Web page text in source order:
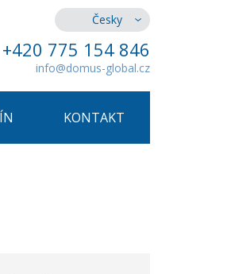
Česky
+420 775 154 846
info@domus-global.cz
KONTAKT